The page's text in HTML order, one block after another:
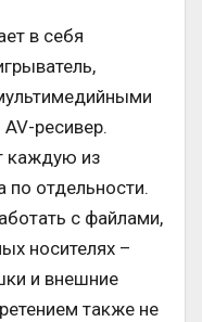
в себя
ресивер.
каждую из
по отдельности.
с файлами,
носителях –
и внешние
также не